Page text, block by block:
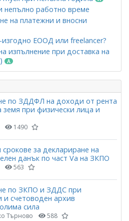
работно време
на платежни и вносни
ЕООД или freelancer?
изпълнение при доставка на
по ЗДДФЛ на доходи от рента
земя при физически лица и
1490
за деклариране на
данък по част Vа на ЗКПО
563
по ЗКПО и ЗДДС при
счетоводен архив
сила
Търново 588